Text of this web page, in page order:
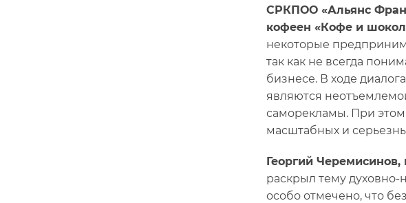
СРКПОО «Альянс
кофеен «Кофе и
некоторые
так как не всегда
бизнесе. В ходе
являются
саморекламы. При
масштабных и
Георгий
раскрыл тему
особо отмечено, что